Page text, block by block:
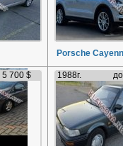
Porsche
5 700 $ 1988г.